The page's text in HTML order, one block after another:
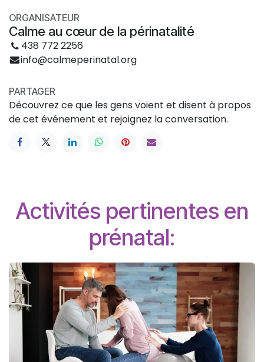
ORGANISATEUR
Calme au cœur de la périnatalité
438 772 2256
info@calmeperinatal.org
PARTAGER
Découvrez ce que les gens voient et disent à propos
de cet événement et rejoignez la conversation.
Activités pertinentes en
prénatal: